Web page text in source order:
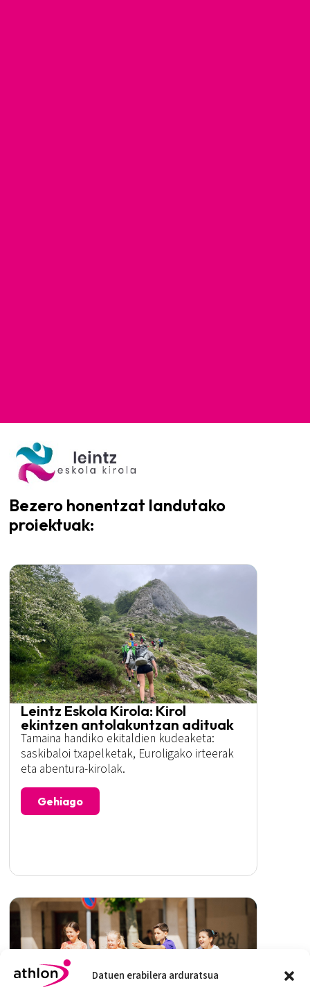
Datuen erabilera arduratsua
Bezero honentzat landutako
proiektuak:
Leintz Eskola Kirola: Kirol
ekintzen antolakuntzan adituak
Tamaina handiko ekitaldien kudeaketa:
saskibaloi txapelketak, Euroligako irteerak
eta abentura-kirolak.
Gehiago